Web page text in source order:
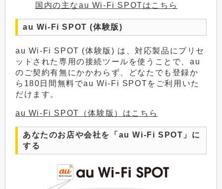
国内の主なau Wi-Fi SPOTはこちら
au Wi-Fi SPOT (体験版)
au Wi-Fi SPOT (体験版) は、対応製品にプリセ
ットされた専用の接続ツールを使うことで、au
のご契約有無にかかわらず、どなたでも登録か
ら180日間無料でau Wi-Fi SPOTをご利用いた
だけます。
au Wi-Fi SPOT（体験版）はこちら
あなたのお店や会社を「au Wi-Fi SPOT」に
する